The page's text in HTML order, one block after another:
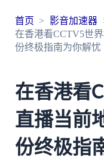
首页
影音加速器
在香港看CCTV5世
份终极指南为你解忧
在香港看
直播当前
份终极指